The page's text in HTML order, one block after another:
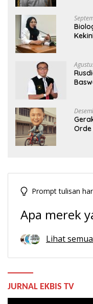
Orde
Prompt tulisan
Apa merek
Lihat
JURNAL EKBIS TV